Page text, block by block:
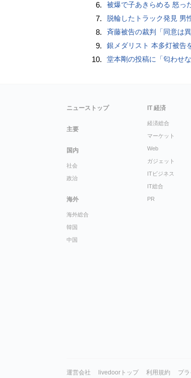
6. 被爆で子あきらめる 怒っ
7. 脱輪したトラック発見 男
8. 斉藤被告の裁判「同意は異
9. 銀メダリスト 本多灯被告
10. 堂本剛の投稿に「匂わせな
ニューストップ
主要
国内
社会
政治
海外
海外総合
韓国
中国
IT 経済
経済総合
マーケット
Web
ガジェット
ITビジネス
IT総合
PR
運営会社 livedoorトップ 利用規約 プ